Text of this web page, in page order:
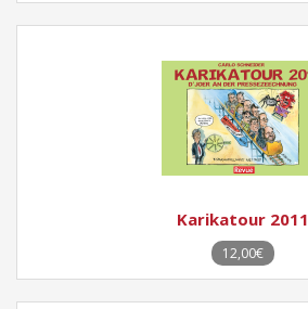
Karikatour 2011
12,00€